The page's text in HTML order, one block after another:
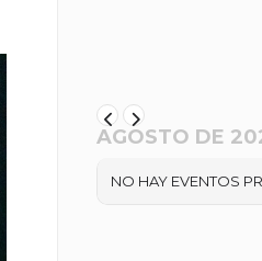
AGOSTO DE
NO HAY EVENTOS